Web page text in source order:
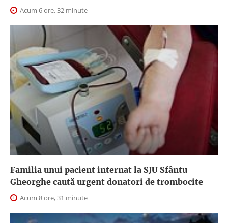
Acum 6 ore, 32 minute
Familia unui pacient internat la SJU Sfântu
Gheorghe caută urgent donatori de trombocite
Acum 8 ore, 31 minute